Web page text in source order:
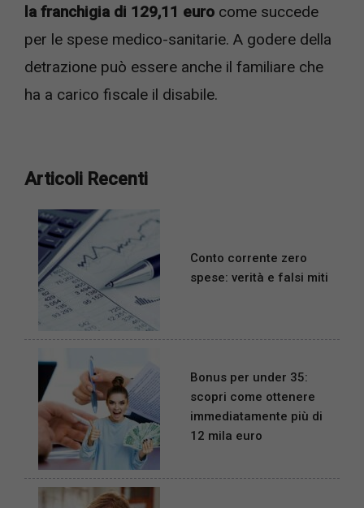
la franchigia di 129,11 euro come succede
per le spese medico-sanitarie. A godere della
detrazione può essere anche il familiare che
ha a carico fiscale il disabile.
Articoli Recenti
Conto corrente zero
spese: verità e falsi miti
Bonus per under 35:
scopri come ottenere
immediatamente più di
12 mila euro